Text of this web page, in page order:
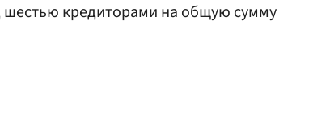
шестью кредиторами на общую сумму